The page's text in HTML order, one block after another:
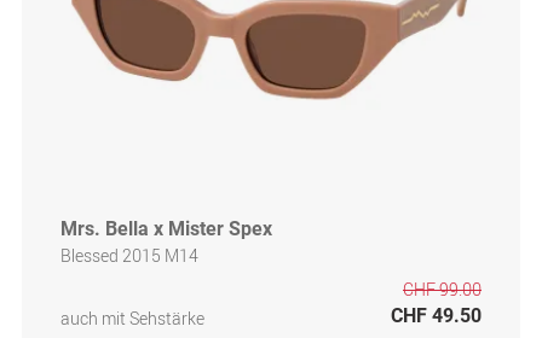
Mrs. Bella x Mister Spex
Blessed 2015 M14
auch mit Sehstärke
CHF 99.00
CHF 49.50